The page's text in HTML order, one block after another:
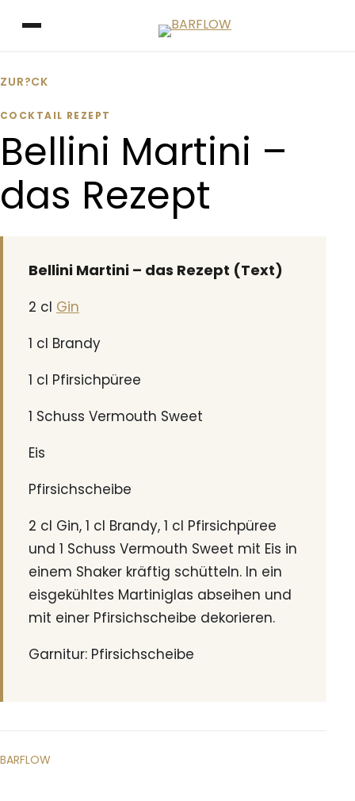
Menü öffnen
ZUR?CK
COCKTAIL REZEPT
Bellini Martini –
das Rezept
Bellini Martini – das Rezept (Text)
2 cl Gin
1 cl Brandy
1 cl Pfirsichpüree
1 Schuss Vermouth Sweet
Eis
Pfirsichscheibe
2 cl Gin, 1 cl Brandy, 1 cl Pfirsichpüree
und 1 Schuss Vermouth Sweet mit Eis in
einem Shaker kräftig schütteln. In ein
eisgekühltes Martiniglas abseihen und
mit einer Pfirsichscheibe dekorieren.
Garnitur: Pfirsichscheibe
BARFLOW